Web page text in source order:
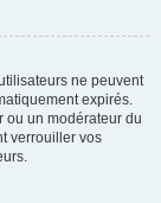
ne peuvent
expirés.
ou un modérateur du
verrouiller vos